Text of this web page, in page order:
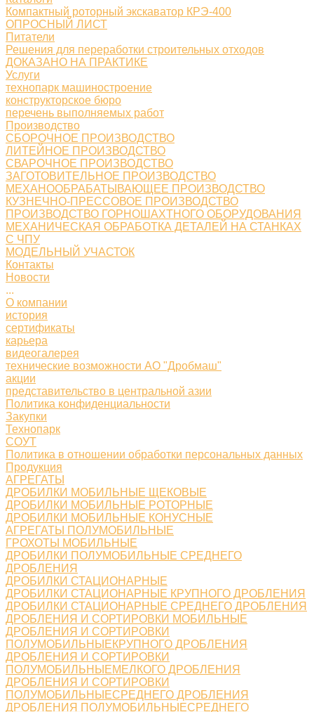
Компактный роторный экскаватор КРЭ-400
ОПРОСНЫЙ ЛИСТ
Питатели
Решения для переработки строительных отходов
ДОКАЗАНО НА ПРАКТИКЕ
Услуги
технопарк машиностроение
конструкторское бюро
перечень выполняемых работ
Производство
СБОРОЧНОЕ ПРОИЗВОДСТВО
ЛИТЕЙНОЕ ПРОИЗВОДСТВО
СВАРОЧНОЕ ПРОИЗВОДСТВО
ЗАГОТОВИТЕЛЬНОЕ ПРОИЗВОДСТВО
МЕХАНООБРАБАТЫВАЮЩЕЕ ПРОИЗВОДСТВО
КУЗНЕЧНО-ПРЕССОВОЕ ПРОИЗВОДСТВО
ПРОИЗВОДСТВО ГОРНОШАХТНОГО ОБОРУДОВАНИЯ
МЕХАНИЧЕСКАЯ ОБРАБОТКА ДЕТАЛЕЙ НА СТАНКАХ
С ЧПУ
МОДЕЛЬНЫЙ УЧАСТОК
Контакты
Новости
...
О компании
история
сертификаты
карьера
видеогалерея
технические возможности АО "Дробмаш"
акции
представительство в центральной азии
Политика конфиденциальности
Закупки
Технопарк
СОУТ
Политика в отношении обработки персональных данных
Продукция
АГРЕГАТЫ
ДРОБИЛКИ МОБИЛЬНЫЕ ЩЕКОВЫЕ
ДРОБИЛКИ МОБИЛЬНЫЕ РОТОРНЫЕ
ДРОБИЛКИ МОБИЛЬНЫЕ КОНУСНЫЕ
АГРЕГАТЫ ПОЛУМОБИЛЬНЫЕ
ГРОХОТЫ МОБИЛЬНЫЕ
ДРОБИЛКИ ПОЛУМОБИЛЬНЫЕ СРЕДНЕГО
ДРОБЛЕНИЯ
ДРОБИЛКИ СТАЦИОНАРНЫЕ
ДРОБИЛКИ СТАЦИОНАРНЫЕ КРУПНОГО ДРОБЛЕНИЯ
ДРОБИЛКИ СТАЦИОНАРНЫЕ СРЕДНЕГО ДРОБЛЕНИЯ
ДРОБЛЕНИЯ И СОРТИРОВКИ МОБИЛЬНЫЕ
ДРОБЛЕНИЯ И СОРТИРОВКИ
ПОЛУМОБИЛЬНЫЕКРУПНОГО ДРОБЛЕНИЯ
ДРОБЛЕНИЯ И СОРТИРОВКИ
ПОЛУМОБИЛЬНЫЕМЕЛКОГО ДРОБЛЕНИЯ
ДРОБЛЕНИЯ И СОРТИРОВКИ
ПОЛУМОБИЛЬНЫЕСРЕДНЕГО ДРОБЛЕНИЯ
ДРОБЛЕНИЯ ПОЛУМОБИЛЬНЫЕСРЕДНЕГО